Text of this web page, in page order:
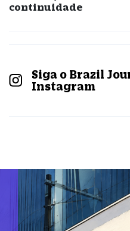
continuidade
Siga o Brazil
Instagram